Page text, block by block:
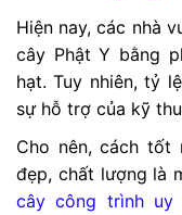
Hiện nay, các nhà
cây Phật Y bằng
hạt. Tuy nhiên, tỷ
sự hỗ trợ của kỹ
Cho nên, cách tốt
đẹp, chất lượng là
cây công trình uy